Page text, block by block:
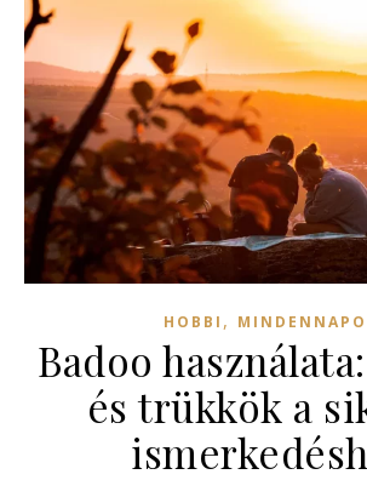
HOBBI ,
Badoo
és trükkök a